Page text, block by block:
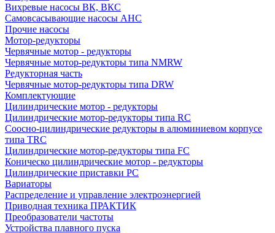
Вихревые насосы ВК, ВКС
Самовсасывающие насосы АНС
Прочие насосы
Мотор-редукторы
Червячные мотор - редукторы
Червячные мотор-редукторы типа NMRW
Редукторная часть
Червячные мотор-редукторы типа DRW
Комплектующие
Цилиндрические мотор - редукторы
Цилиндрические мотор-редукторы типа RC
Соосно-цилиндрические редукторы в алюминиевом корпусе
типа TRC
Цилиндрические мотор-редукторы типа FC
Коническо цилиндрические мотор - редукторы
Цилиндрические приставки PC
Вариаторы
Распределение и управление электроэнергией
Приводная техника ПРАКТИК
Преобразователи частоты
Устройства плавного пуска